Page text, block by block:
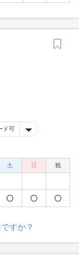
ド可
土 日 祝
すか？